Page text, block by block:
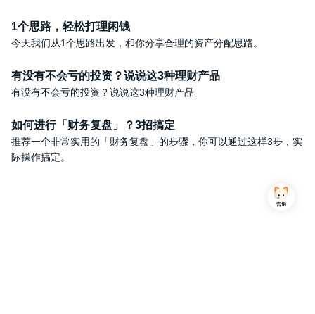
1个思路，轻松打理闲钱
今天我们从1个思路出发，和你分享合理的资产分配思路。
有没有不会亏的投资？说说这3种理财产品
有没有不会亏的投资？说说这3种理财产品
如何进行「财务复盘」？3招搞定
推荐一个非常实用的「财务复盘」的步骤，你可以通过这样3步，实
际操作搞定。